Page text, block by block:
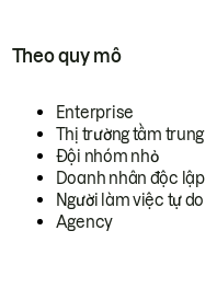
Theo quy mô
Enterprise
Thị trường tầm trung
Đội nhóm nhỏ
Doanh nhân độc lập
Người làm việc tự do
Agency